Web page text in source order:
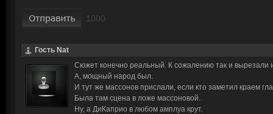
Гость Nat
Сюжет конечно реальный. К сожалению так и вырезали
А, мощный народ был.
И тут же массонов прислали, если кто заметил краем
Была там сцена в ложе массоновой.
Ну, а ДиКаприо в любом амплуа крут.